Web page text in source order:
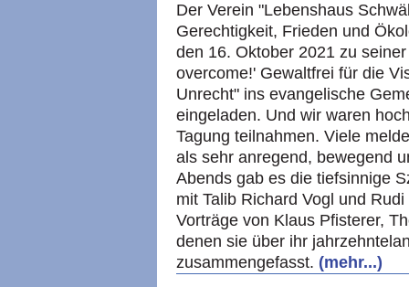
Der Verein "Lebenshaus
Gerechtigkeit, Frieden und
den 16. Oktober 2021 zu
overcome!' Gewaltfrei für die
Unrecht" ins evangelische
eingeladen. Und wir waren
Tagung teilnahmen. Viele
als sehr anregend, bewegend
Abends gab es die tiefsinnige
mit Talib Richard Vogl und
Vorträge von Klaus Pfisterer,
denen sie über ihr
zusammengefasst. (mehr...)